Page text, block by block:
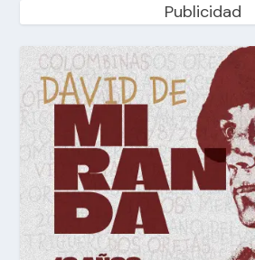
Publicidad